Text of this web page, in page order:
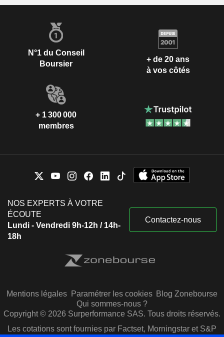
N°1 du Conseil
Boursier
+ de 20 ans
à vos côtés
+ 1 300 000
membres
NOS EXPERTS À VOTRE
ÉCOUTE
Lundi - Vendredi 9h-12h / 14h-
18h
Contactez-nous
Mentions légales Paramétrer les cookies Blog Zonebourse
Qui sommes-nous ?
Copyright © 2026 Surperformance SAS. Tous droits réservés.
Les cotations sont fournies par Factset, Morningstar et S&P